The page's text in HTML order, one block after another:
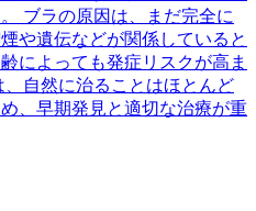
ブラの原因は、まだ完全に
や遺伝などが関係していると
によっても発症リスクが高ま
自然に治ることはほとんど
、早期発見と適切な治療が重